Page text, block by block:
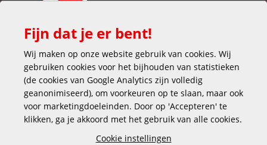
Veilig en gemakkelijk betalen
Fijn dat je er bent!
Wij maken op onze website gebruik van cookies. Wij
gebruiken cookies voor het bijhouden van statistieken
(de cookies van Google Analytics zijn volledig
geanonimiseerd), om voorkeuren op te slaan, maar ook
voor marketingdoeleinden. Door op 'Accepteren' te
klikken, ga je akkoord met het gebruik van alle cookies.
Cookie instellingen